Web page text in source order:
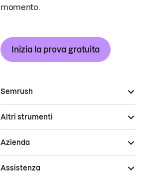
momento.
Inizia la prova gratuita
Semrush
Altri strumenti
Azienda
Assistenza